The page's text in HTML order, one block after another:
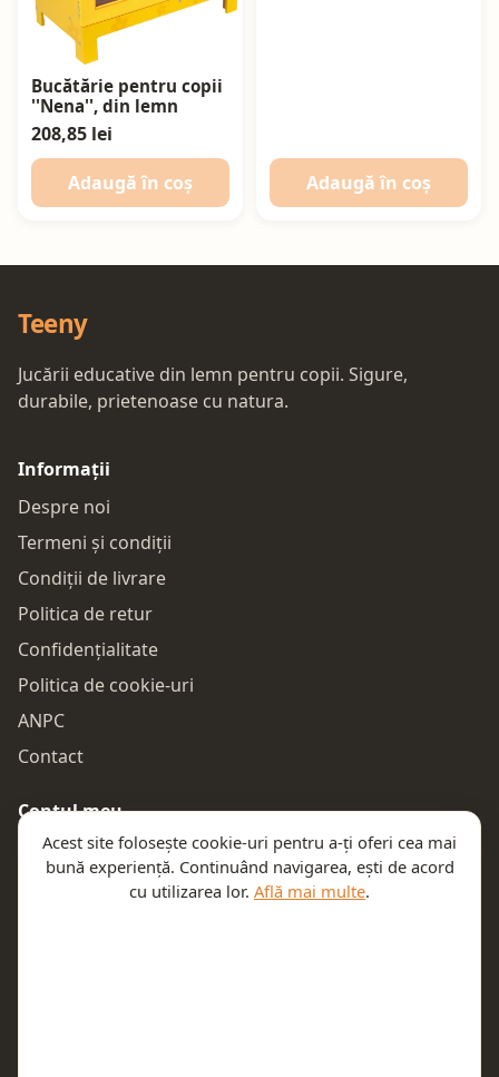
Bucătărie pentru copii
''Nena'', din lemn
208,85 lei
Adaugă în coș
Adaugă în coș
Teeny
Jucării educative din lemn pentru copii. Sigure,
durabile, prietenoase cu natura.
Informații
Despre noi
Termeni și condiții
Condiții de livrare
Politica de retur
Confidențialitate
Politica de cookie-uri
ANPC
Contact
Contul meu
Autentificare
Comenzile mele
Acest site folosește cookie-uri pentru a-ți oferi cea mai
bună experiență. Continuând navigarea, ești de acord
cu utilizarea lor. Află mai multe.